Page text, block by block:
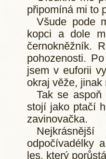
připomíná mi to
Všude pode
kopci a dole
černokněžník.
pohozenosti.
jsem v euforii
okraj věže, jinak
Tak se aspoň
stojí jako ptačí
zavinovačka.
odpočívadélky
les, který